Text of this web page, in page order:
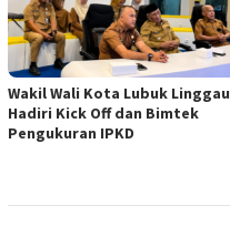
Wakil Wali Kota Lubuk Linggau
Hadiri Kick Off dan Bimtek
Pengukuran IPKD